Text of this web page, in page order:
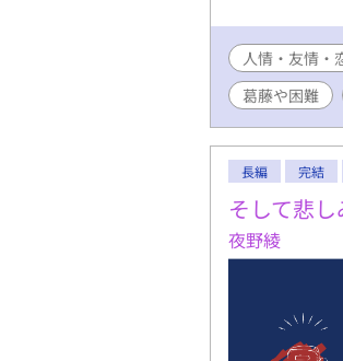
人情・友情・
葛藤や困難
長編 完結
そして悲
夜野綾